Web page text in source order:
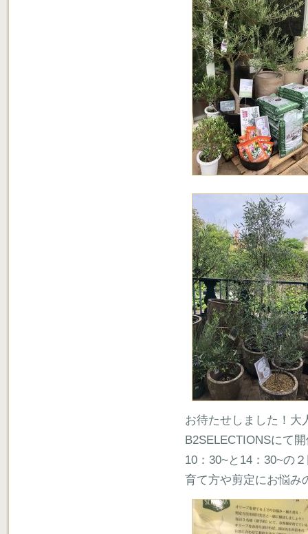
お待たせしました！大
B2SELECTIONSにて
10：30~と14：30~の
育て方や剪定にお悩み